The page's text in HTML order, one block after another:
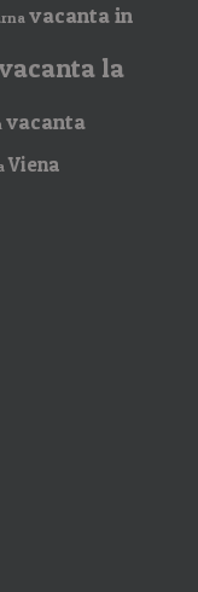
vacanta in
la
vacanta
Viena